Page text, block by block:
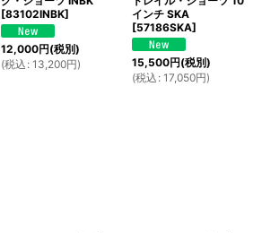
[83102INBK]
12,000円(税別)
(税込 : 13,200円)
インチ SKA
[57186SKA]
15,500円(税別)
(税込 : 17,050円)